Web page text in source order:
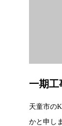
一期工
天童市の
かと申し